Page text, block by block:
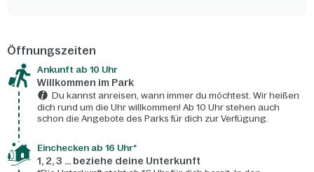
Öffnungszeiten
Ankunft ab 10 Uhr
Willkommen im Park
Du kannst anreisen, wann immer du möchtest. Wir heißen
dich rund um die Uhr willkommen! Ab 10 Uhr stehen auch
schon die Angebote des Parks für dich zur Verfügung.
Einchecken ab 16 Uhr*
1, 2, 3 ... beziehe deine Unterkunft